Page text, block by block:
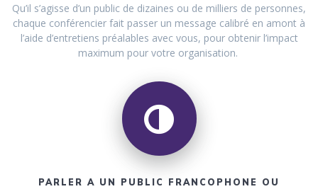
Qu’il s’agisse d’un public de dizaines ou de milliers de personnes,
chaque conférencier fait passer un message calibré en amont à
l’aide d’entretiens préalables avec vous, pour obtenir l’impact
maximum pour votre organisation.
PARLER A UN PUBLIC FRANCOPHONE OU